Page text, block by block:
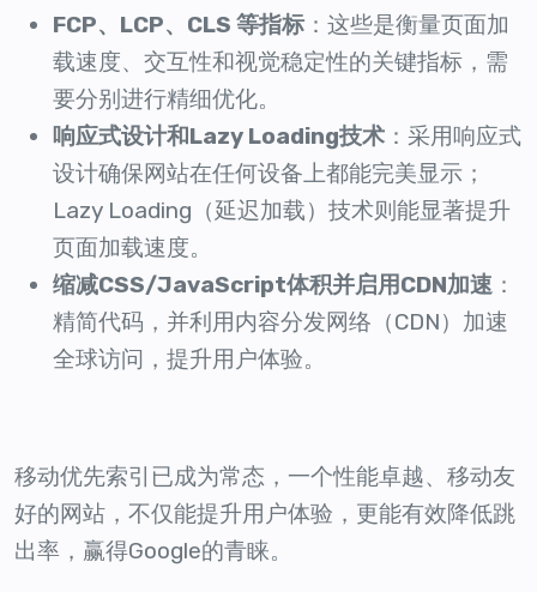
FCP、LCP、CLS 等指标 ：这些是衡量页面加
载速度、交互性和视觉稳定性的关键指标，需
要分别进行精细优化。
响应式设计和Lazy Loading技术 ：采用响应式
设计确保网站在任何设备上都能完美显示；
Lazy Loading（延迟加载）技术则能显著提升
页面加载速度。
缩减CSS/JavaScript体积并启用CDN加速 ：
精简代码，并利用内容分发网络（CDN）加速
全球访问，提升用户体验。
移动优先索引已成为常态，一个性能卓越、移动友
好的网站，不仅能提升用户体验，更能有效降低跳
出率，赢得Google的青睐。